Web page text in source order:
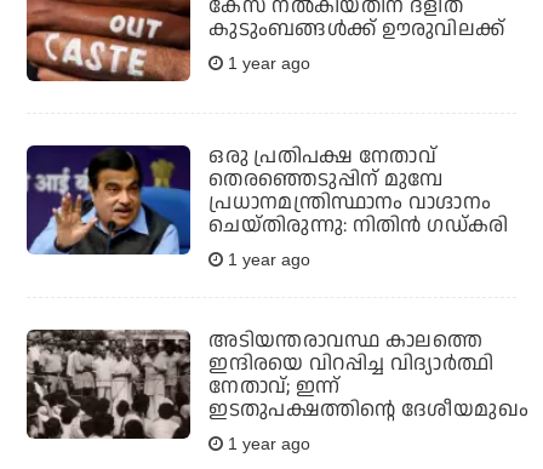
കേസ് നല്‍കിയതിന് ദളിത്
കുടുംബങ്ങള്‍ക്ക് ഊരുവിലക്ക്
1 year ago
ഒരു പ്രതിപക്ഷ നേതാവ്
തെരഞ്ഞെടുപ്പിന് മുമ്പേ
പ്രധാനമന്ത്രിസ്ഥാനം വാഗ്ദാനം
ചെയ്തിരുന്നു: നിതിന്‍ ഗഡ്കരി
1 year ago
അടിയന്തരാവസ്ഥ കാലത്തെ
ഇന്ദിരയെ വിറപ്പിച്ച വിദ്യാര്‍ത്ഥി
നേതാവ്; ഇന്ന്
ഇടതുപക്ഷത്തിന്റെ ദേശീയമുഖം
1 year ago